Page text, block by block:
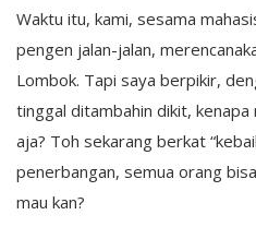
Waktu itu, kami, sesama
pengen jalan-jalan,
Lombok. Tapi saya berpikir,
tinggal ditambahin dikit, kenapa
aja? Toh sekarang berkat
penerbangan, semua orang
mau kan?